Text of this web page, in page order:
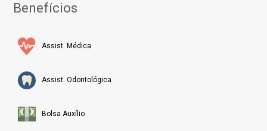
Benefícios
Assist. Médica
Assist. Odontológica
Bolsa Auxílio